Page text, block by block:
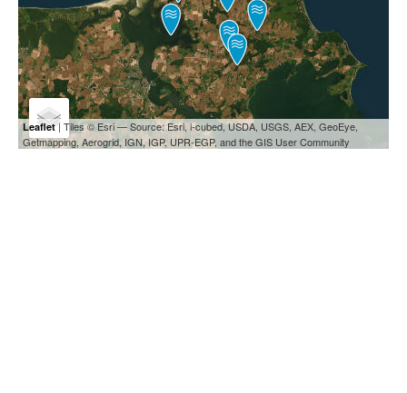
Leaflet| Tiles © Esri — Source: Esri, i-cubed, USDA, USGS, AEX, GeoEye,
Getmapping, Aerogrid, IGN, IGP, UPR-EGP, and the GIS User Community